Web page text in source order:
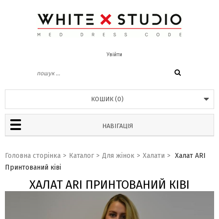
Увійти
КОШИК (0)
НАВІГАЦІЯ
Головна сторінка > Каталог > Для жінок > Халати > Халат ARI
Принтований ківі
ХАЛАТ ARI ПРИНТОВАНИЙ КІВІ